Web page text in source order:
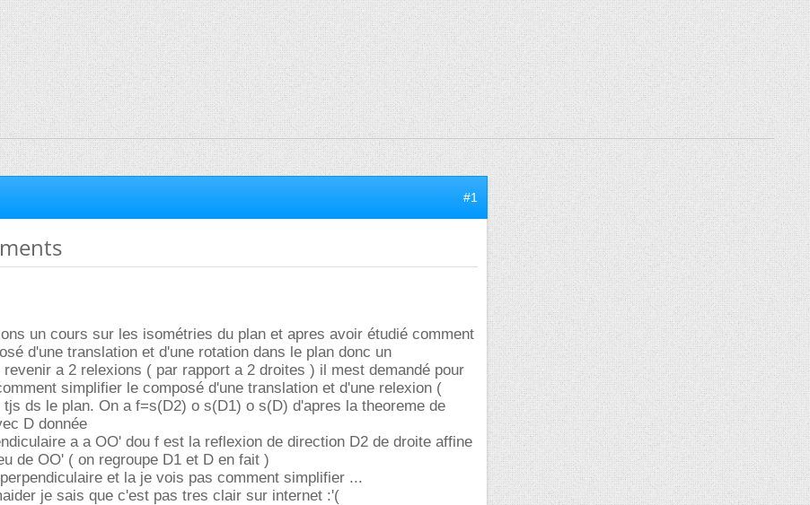
#1
un cours sur les isométries du plan et apres avoir étudié comment
d'une translation et d'une rotation dans le plan donc un
revenir a 2 relexions ( par rapport a 2 droites ) il mest demandé pour
simplifier le composé d'une translation et d'une relexion (
tjs ds le plan. On a f=s(D2) o s(D1) o s(D) d'apres la theoreme de
D donnée
a a OO' dou f est la reflexion de direction D2 de droite affine
de OO' ( on regroupe D1 et D en fait )
et la je vois pas comment simplifier ...
je sais que c'est pas tres clair sur internet :'(